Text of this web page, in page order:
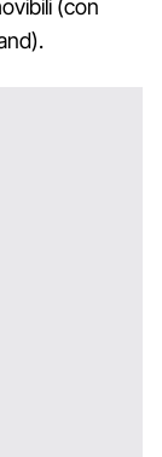
(con